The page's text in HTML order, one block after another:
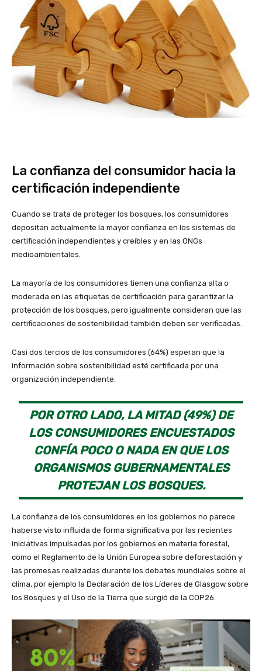
La confianza del consumidor hacia la
certificación independiente
Cuando se trata de proteger los bosques, los consumidores
depositan actualmente la mayor confianza en los sistemas de
certificación independientes y creíbles y en las ONGs
medioambientales.
La mayoría de los consumidores tienen una confianza alta o
moderada en las etiquetas de certificación para garantizar la
protección de los bosques, pero igualmente consideran que las
certificaciones de sostenibilidad también deben ser verificadas.
Casi dos tercios de los consumidores (64%) esperan que la
información sobre sostenibilidad esté certificada por una
organización independiente.
POR OTRO LADO, LA MITAD (49%) DE
LOS CONSUMIDORES ENCUESTADOS
CONFÍA POCO O NADA EN QUE LOS
ORGANISMOS GUBERNAMENTALES
PROTEJAN LOS BOSQUES.
La confianza de los consumidores en los gobiernos no parece
haberse visto influida de forma significativa por las recientes
iniciativas impulsadas por los gobiernos en materia forestal,
como el Reglamento de la Unión Europea sobre deforestación y
las promesas realizadas durante los debates mundiales sobre el
clima, por ejemplo la Declaración de los Líderes de Glasgow sobre
los Bosques y el Uso de la Tierra que surgió de la COP26.